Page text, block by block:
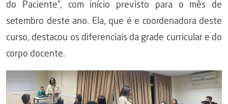
do Paciente”, com início previsto para o mês de
setembro deste ano. Ela, que é e coordenadora deste
curso, destacou os diferenciais da grade curricular e do
corpo docente.